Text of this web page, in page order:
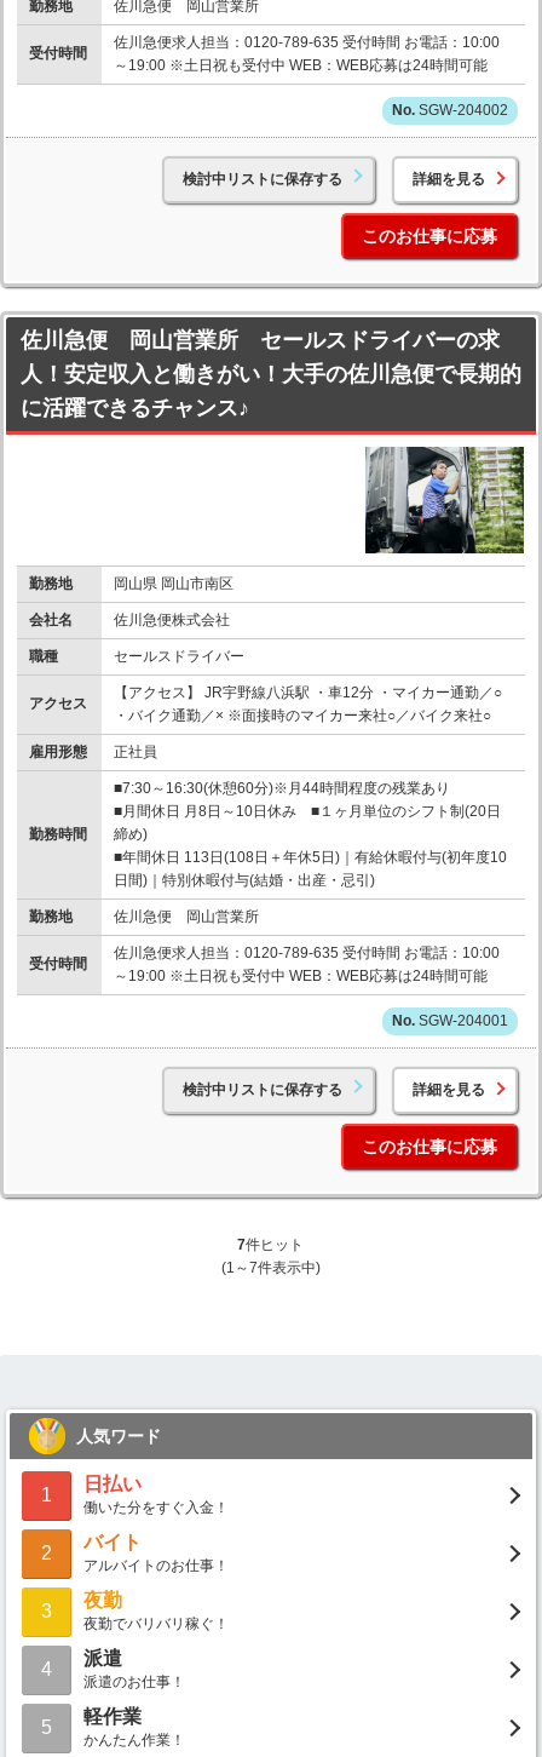
勤務地 佐川急便 岡山営業所
受付時間
佐川急便求人担当：0120-789-635 受付時間 お電話：10:00
～19:00 ※土日祝も受付中 WEB：WEB応募は24時間可能
SGW-204002
検討中リストに保存する 詳細を見る
このお仕事に応募
佐川急便 岡山営業所 セールスドライバーの求
人！安定収入と働きがい！大手の佐川急便で長期的
に活躍できるチャンス♪
勤務地 岡山県 岡山市南区
会社名 佐川急便株式会社
職種 セールスドライバー
アクセス
【アクセス】 JR宇野線八浜駅 ・車12分 ・マイカー通勤／○
・バイク通勤／× ※面接時のマイカー来社○／バイク来社○
雇用形態 正社員
勤務時間
■7:30～16:30(休憩60分)※月44時間程度の残業あり
■月間休日 月8日～10日休み ■１ヶ月単位のシフト制(20日
締め)
■年間休日 113日(108日＋年休5日)｜有給休暇付与(初年度10
日間)｜特別休暇付与(結婚・出産・忌引)
勤務地 佐川急便 岡山営業所
受付時間
佐川急便求人担当：0120-789-635 受付時間 お電話：10:00
～19:00 ※土日祝も受付中 WEB：WEB応募は24時間可能
SGW-204001
検討中リストに保存する 詳細を見る
このお仕事に応募
7件ヒット
(1～7件表示中)
人気ワード
1
日払い
働いた分をすぐ入金！
2
バイト
アルバイトのお仕事！
3
夜勤
夜勤でバリバリ稼ぐ！
4
派遣
派遣のお仕事！
5
軽作業
かんたん作業！